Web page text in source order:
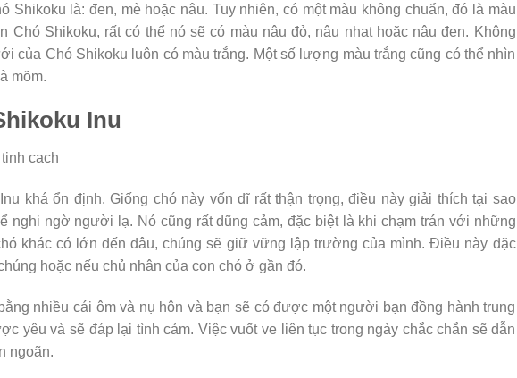
Shikoku là: đen, mè hoặc nâu. Tuy nhiên, có một màu không chuẩn, đó là màu
Chó Shikoku, rất có thể nó sẽ có màu nâu đỏ, nâu nhạt hoặc nâu đen. Không
của Chó Shikoku luôn có màu trắng. Một số lượng màu trắng cũng có thể nhìn
mõm.
Inu
khá ổn định. Giống chó này vốn dĩ rất thận trọng, điều này giải thích tại sao
nghi ngờ người lạ. Nó cũng rất dũng cảm, đặc biệt là khi chạm trán với những
khác có lớn đến đâu, chúng sẽ giữ vững lập trường của mình. Điều này đặc
hoặc nếu chủ nhân của con chó ở gần đó.
nhiều cái ôm và nụ hôn và bạn sẽ có được một người bạn đồng hành trung
yêu và sẽ đáp lại tình cảm. Việc vuốt ve liên tục trong ngày chắc chắn sẽ dẫn
ngoãn.